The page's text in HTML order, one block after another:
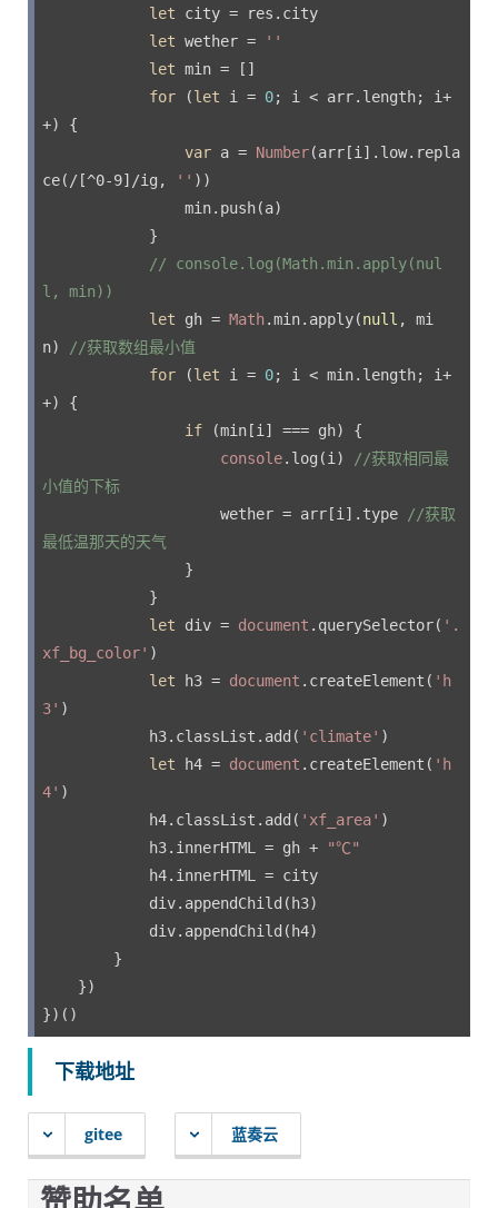
let city = res.city
let wether =
''
let min = []
for (let i = 0; i < arr.length; i+
+) {
var a = Number(arr[i].low.repla
ce( /[^0-9]/ig , '' ))
min.push(a)
}
// console.log(Math.min.apply(nul
l, min))
let gh = Math.min.apply(null , mi
n)
//获取数组最小值
for (let i = 0; i < min.length; i+
+) {
if (min[i] === gh) {
console.log(i)
//获取相同最
小值的下标
wether = arr[i].type
//获取
最低温那天的天气
}
}
let div = document .querySelector( '.
xf_bg_color' )
let h3 = document .createElement( 'h
3' )
h3.classList.add( 'climate' )
let h4 = document .createElement( 'h
4' )
h4.classList.add( 'xf_area' )
h3.innerHTML = gh +
"℃"
h4.innerHTML = city
div.appendChild(h3)
div.appendChild(h4)
}
})
})()
下载地址
gitee 蓝奏云